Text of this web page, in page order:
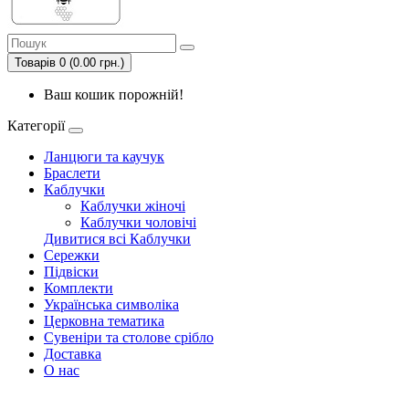
Товарів 0 (0.00 грн.)
Ваш кошик порожній!
Категорії
Ланцюги та каучук
Браслети
Каблучки
Каблучки жіночі
Каблучки чоловічі
Дивитися всі Каблучки
Сережки
Підвіски
Комплекти
Українська символiка
Церковна тематика
Сувеніри та столове срібло
Доставка
О нас